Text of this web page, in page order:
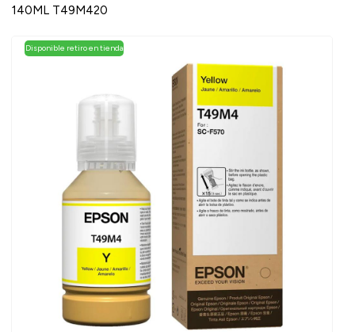
140ML T49M420
Disponible retiro en tienda